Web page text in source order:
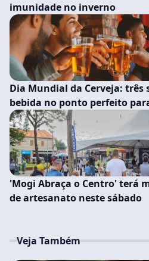
imunidade no inverno
Dia Mundial da Cerveja: três
bebida no ponto perfeito
'Mogi Abraça o Centro' terá
de artesanato neste sábado
Veja Também